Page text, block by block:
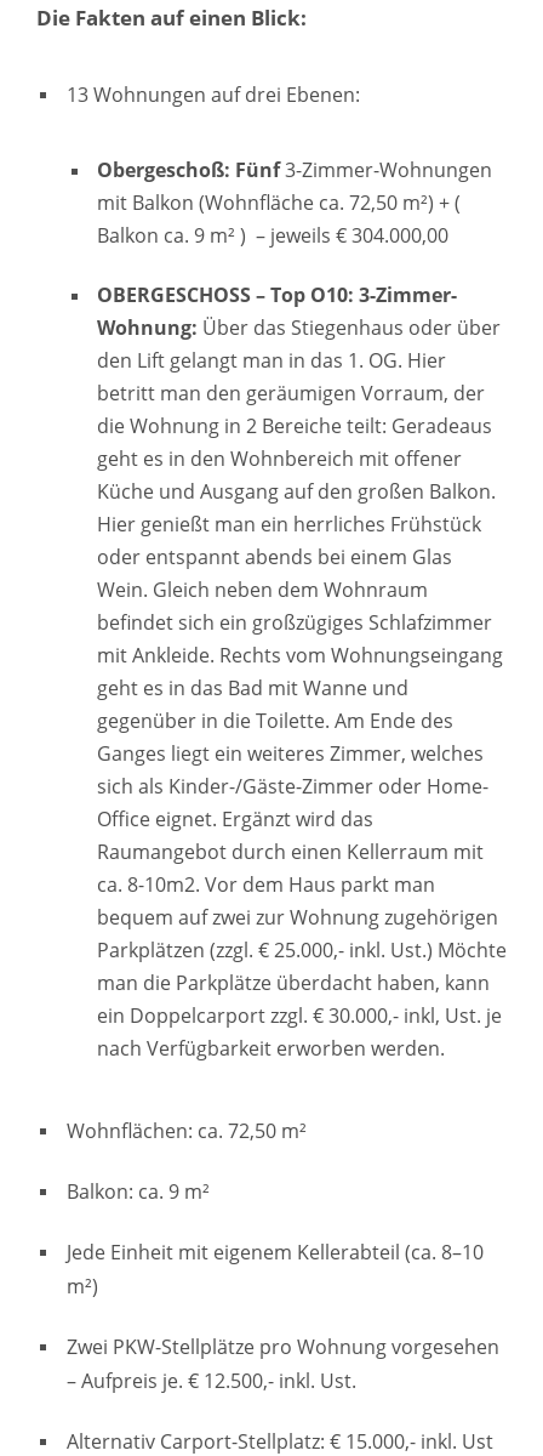
Die Fakten auf einen Blick:
13 Wohnungen auf drei Ebenen:
Obergeschoß: Fünf3-Zimmer-Wohnungen
mit Balkon (Wohnfläche ca. 72,50 m²) + (
Balkon ca. 9 m² ) – jeweils € 304.000,00
OBERGESCHOSS – Top O10: 3-Zimmer-
Wohnung: Über das Stiegenhaus oder über
den Lift gelangt man in das 1. OG. Hier
betritt man den geräumigen Vorraum, der
die Wohnung in 2 Bereiche teilt: Geradeaus
geht es in den Wohnbereich mit offener
Küche und Ausgang auf den großen Balkon.
Hier genießt man ein herrliches Frühstück
oder entspannt abends bei einem Glas
Wein. Gleich neben dem Wohnraum
befindet sich ein großzügiges Schlafzimmer
mit Ankleide. Rechts vom Wohnungseingang
geht es in das Bad mit Wanne und
gegenüber in die Toilette. Am Ende des
Ganges liegt ein weiteres Zimmer, welches
sich als Kinder-/Gäste-Zimmer oder Home-
Office eignet. Ergänzt wird das
Raumangebot durch einen Kellerraum mit
ca. 8-10m2. Vor dem Haus parkt man
bequem auf zwei zur Wohnung zugehörigen
Parkplätzen (zzgl. € 25.000,- inkl. Ust.) Möchte
man die Parkplätze überdacht haben, kann
ein Doppelcarport zzgl. € 30.000,- inkl, Ust. je
nach Verfügbarkeit erworben werden.
Wohnflächen: ca. 72,50 m²
Balkon: ca. 9 m²
Jede Einheit mit eigenem Kellerabteil (ca. 8–10
m²)
Zwei PKW-Stellplätze pro Wohnung vorgesehen
– Aufpreis je. € 12.500,- inkl. Ust.
Alternativ Carport-Stellplatz: € 15.000,- inkl. Ust